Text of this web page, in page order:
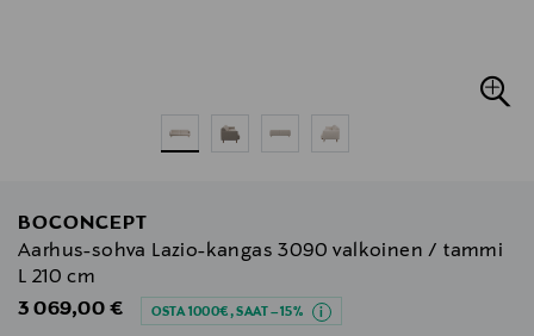
BOCONCEPT
Aarhus-sohva Lazio-kangas 3090 valkoinen / tammi
L 210 cm
Original Price
3 069,00 € OSTA 1000€, SAAT –15%